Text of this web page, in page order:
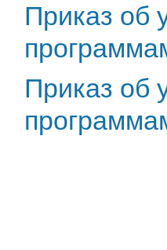
Приказ об
Приказ об